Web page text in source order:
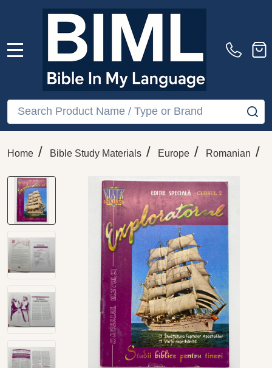
Search
Home / Bible Study Materials / Europe / Romanian /